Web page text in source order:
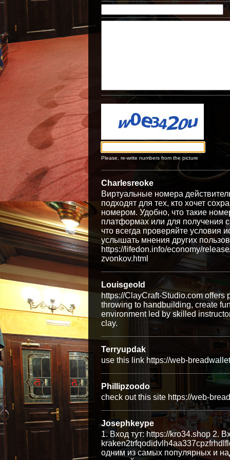
Please, re-write numbers from the picture
Charlesreoke
Виртуальные номера
подходят для тех, кто хочет
номером. Удобно, что такие
платформах или для получения
что всегда проверяйте условия
услышать мнения других
https://lifedon.info/economy/
zvonkov.html
Louisgeold
https://ClayCraft-Studio.com offers
throwing to handbuilding, create
environment led by skilled
clay.
Terryupdak
use this link https://web-
Phillipzoodo
check out this site https://web-
Josephkeype
1. Вход тут: https://kro34.shop 2.
одним из самых популярных и